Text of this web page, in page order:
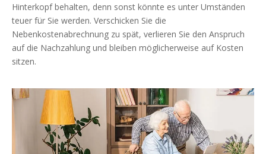
Hinterkopf behalten, denn sonst könnte es unter Umständen
teuer für Sie werden. Verschicken Sie die
Nebenkostenabrechnung zu spät, verlieren Sie den Anspruch
auf die Nachzahlung und bleiben möglicherweise auf Kosten
sitzen.